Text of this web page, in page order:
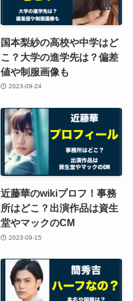
国本梨紗の高校や中学はど
こ？大学の進学先は？偏差
値や制服画像も
2023-09-24
近藤華のwikiプロフ！事務
所はどこ？出演作品は資生
堂やマックのCM
2023-09-15